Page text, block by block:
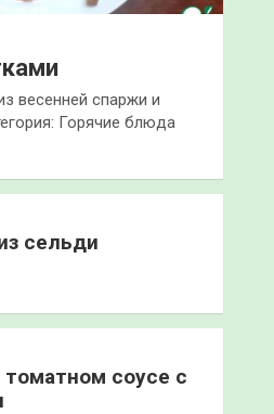
весенней спаржи и
Горячие блюда
сельди
томатном соусе с